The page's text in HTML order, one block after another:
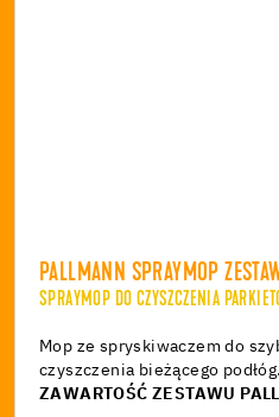
PALLMANN SPRAYMOP
SPRAYMOP DO CZYSZCZENIA
Mop ze spryskiwaczem do
czyszczenia bieżącego podłóg.
ZAWARTOŚĆ ZESTAWU